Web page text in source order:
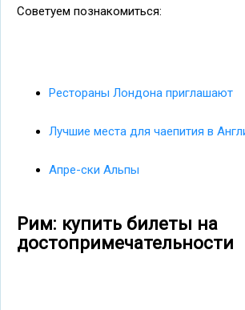
Советуем познакомиться:
Рестораны Лондона приглашают
Лучшие места для чаепития в
Апре-ски Альпы
Рим: купить билеты на
достопримечательности